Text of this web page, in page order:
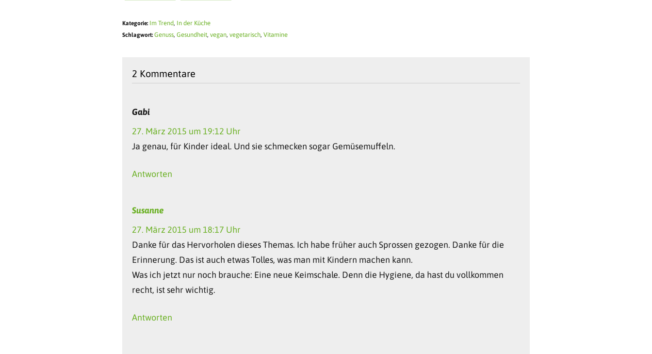
Kategorie: Im Trend, In der Küche
Schlagwort: Genuss, Gesundheit, vegan, vegetarisch, Vitamine
2 Kommentare
Gabi
27. März 2015 um 19:12 Uhr
Ja genau, für Kinder ideal. Und sie schmecken sogar Gemüsemuffeln.
Antworten
Susanne
27. März 2015 um 18:17 Uhr
Danke für das Hervorholen dieses Themas. Ich habe früher auch Sprossen gezogen. Danke für die
Erinnerung. Das ist auch etwas Tolles, was man mit Kindern machen kann.
Was ich jetzt nur noch brauche: Eine neue Keimschale. Denn die Hygiene, da hast du vollkommen
recht, ist sehr wichtig.
Antworten